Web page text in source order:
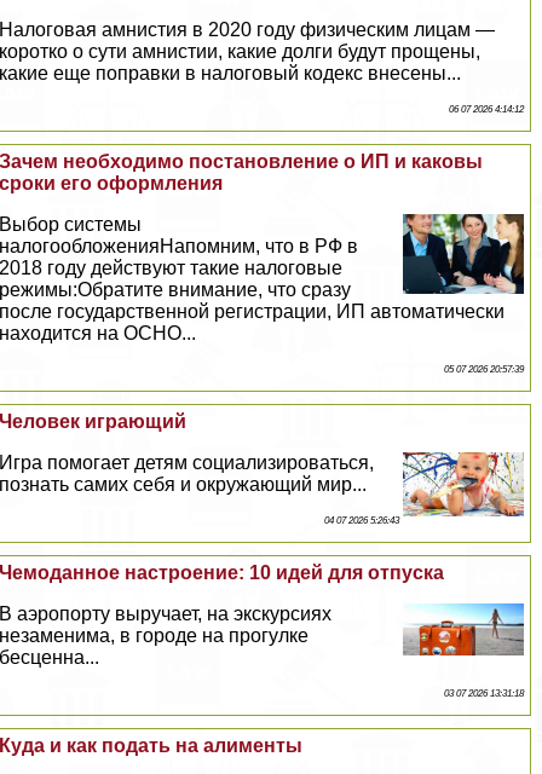
Налоговая амнистия в 2020 году физическим лицам —
коротко о сути амнистии, какие долги будут прощены,
какие еще поправки в налоговый кодекс внесены...
06 07 2026 4:14:12
Зачем необходимо постановление о ИП и каковы
сроки его оформления
Выбор системы
налогообложенияНапомним, что в РФ в
2018 году действуют такие налоговые
режимы:Обратите внимание, что сразу
после государственной регистрации, ИП автоматически
находится на ОСНО...
05 07 2026 20:57:39
Человек играющий
Игра помогает детям социализироваться,
познать самих себя и окружающий мир...
04 07 2026 5:26:43
Чемоданное настроение: 10 идей для отпуска
В аэропорту выручает, на экскурсиях
незаменима, в городе на прогулке
бесценна...
03 07 2026 13:31:18
Куда и как подать на алименты